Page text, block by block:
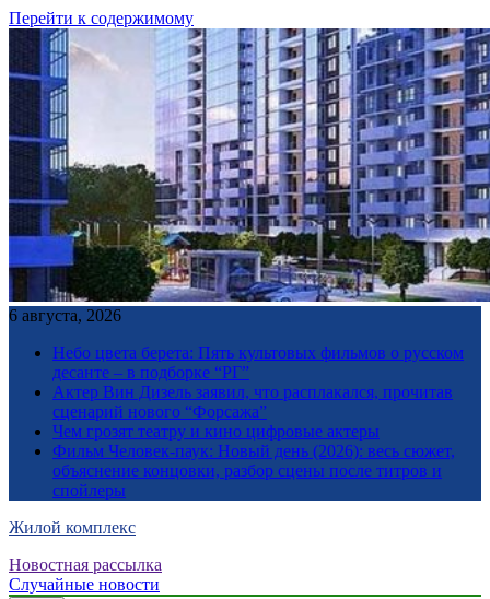
Перейти к содержимому
6 августа, 2026
Небо цвета берета: Пять культовых фильмов о русском
десанте – в подборке “РГ”
Актер Вин Дизель заявил, что расплакался, прочитав
сценарий нового “Форсажа”
Чем грозят театру и кино цифровые актеры
Фильм Человек-паук: Новый день (2026): весь сюжет,
объяснение концовки, разбор сцены после титров и
спойлеры
Жилой комплекс
Новостная рассылка
Случайные новости